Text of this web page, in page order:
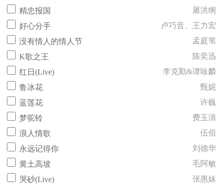
精忠报国
屠洪纲
好心分手
卢巧音、王力宏
没有情人的情人节
孟庭苇
K歌之王
陈奕迅
红日(Live)
李克勤&谭咏麟
鲁冰花
甄妮
蓝莲花
许巍
梦驼铃
费玉清
浪人情歌
伍佰
永远记得你
刘德华
黄土高坡
毛阿敏
哭砂(Live)
张惠妹